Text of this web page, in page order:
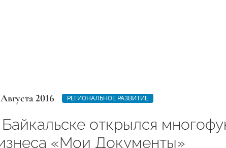
2016 РЕГИОНАЛЬНОЕ РАЗВИТИЕ
открылся
«Мои Документы»